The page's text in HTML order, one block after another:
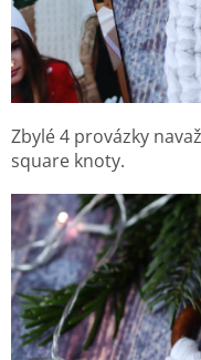
Zbylé 4 provázky
square knoty.